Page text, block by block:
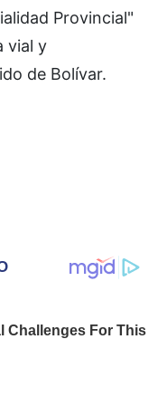
Provincial"
vial y
de Bolívar.